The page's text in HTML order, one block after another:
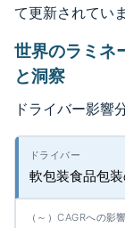
て更新されていま
世界のラミネ
と洞察
ドライバー影響
軟包装食品包